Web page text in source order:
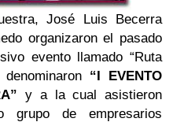
José Luis Becerra
organizaron el pasado
evento llamado “Ruta
“I EVENTO
y a la cual asistieron
grupo de empresarios